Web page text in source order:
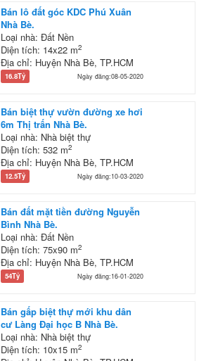
Bán lô đất góc KDC Phú Xuân
Nhà Bè.
Loại nhà: Đất Nền
Diện tích: 14x22 m2
Địa chỉ: Huyện Nhà Bè, TP.HCM
16.8Tỷ Ngày đăng:08-05-2020
Bán biệt thự vườn đường xe hơi
6m Thị trấn Nhà Bè.
Loại nhà: Nhà biệt thự
Diện tích: 532 m2
Địa chỉ: Huyện Nhà Bè, TP.HCM
12.5Tỷ Ngày đăng:10-03-2020
Bán đất mặt tiền đường Nguyễn
Bình Nhà Bè.
Loại nhà: Đất Nền
Diện tích: 75x90 m2
Địa chỉ: Huyện Nhà Bè, TP.HCM
54Tỷ Ngày đăng:16-01-2020
Bán gấp biệt thự mới khu dân
cư Làng Đại học B Nhà Bè.
Loại nhà: Nhà biệt thự
Diện tích: 10x15 m2